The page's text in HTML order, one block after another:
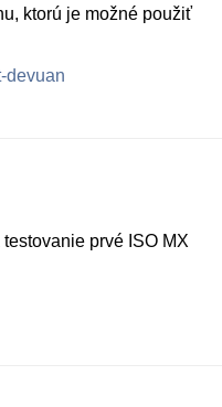
ktorú je možné použiť
devuan
prvé ISO MX